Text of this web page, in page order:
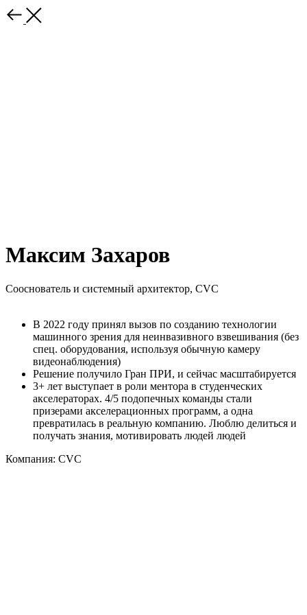
Максим Захаров
Сооснователь и системный архитектор, CVC
В 2022 году принял вызов по созданию технологии
машинного зрения для неинвазивного взвешивания (без
спец. оборудования, используя обычную камеру
видеонаблюдения)
Решение получило Гран ПРИ, и сейчас масштабируется
3+ лет выступает в роли ментора в студенческих
акселераторах. 4/5 подопечных команды стали
призерами акселерационных программ, а одна
превратилась в реальную компанию. Люблю делиться и
получать знания, мотивировать людей людей
Компания: CVC